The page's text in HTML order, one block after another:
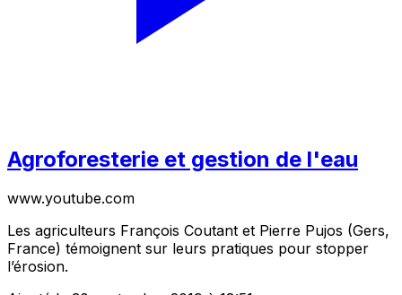
Agroforesterie et gestion de l'eau
www.youtube.com
Les agriculteurs François Coutant et Pierre Pujos (Gers,
France) témoignent sur leurs pratiques pour stopper
l’érosion.